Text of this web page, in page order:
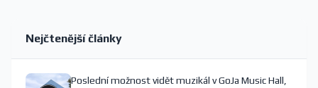
Nejčtenější články
Poslední možnost vidět muzikál v GoJa Music Hall,